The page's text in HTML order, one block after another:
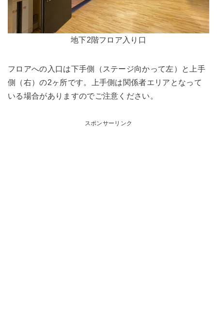
地下2階フロア入り口
フロアへの入口は下手側（ステージ向かって左）と上手
側（右）の2ヶ所です。上手側は関係者エリアとなって
いる場合がありますのでご注意ください。
スポンサーリンク